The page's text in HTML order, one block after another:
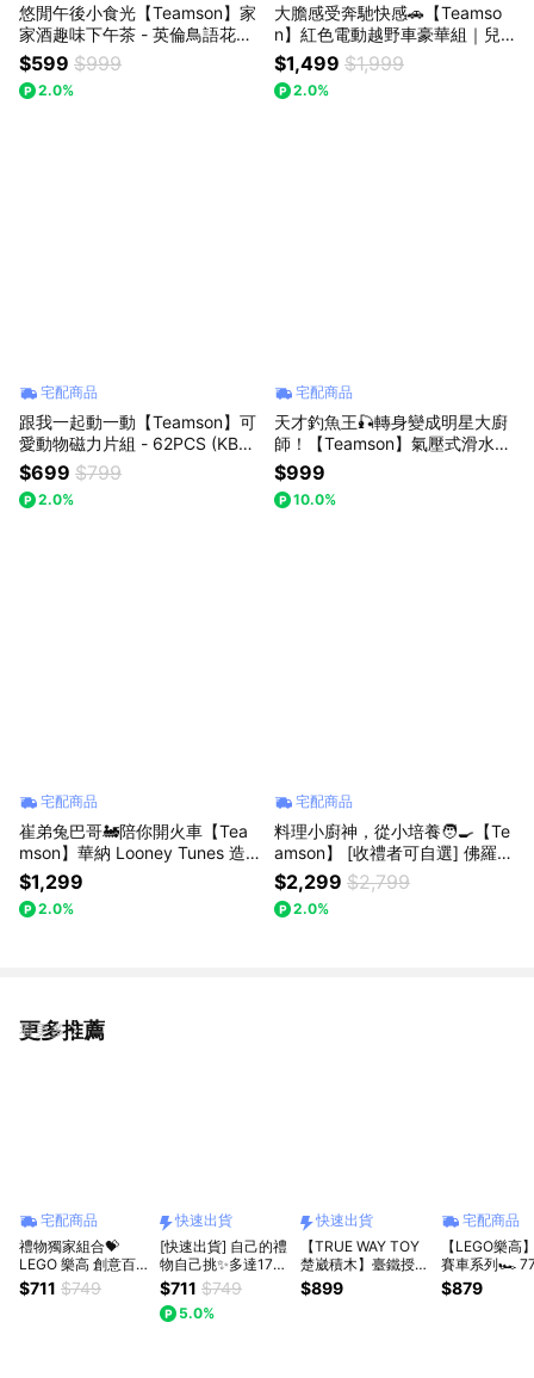
悠閒午後小食光【Teamson】家
家酒趣味下午茶 - 英倫鳥語花香
15件茶具組 555-CH047 兒童玩
具 扮家家酒 角色扮演 下午茶 優
雅小公主 生日禮物 快樂成長
$599 $999
2.0%
大膽感受奔馳快感🚗【Teamso
n】紅色電動越野車豪華組｜兒
童電動車 越野車 生日禮物 兒童
禮物 成長禮物 送禮推薦
$1,499 $1,999
2.0%
宅配商品
跟我一起動一動【Teamson】可
愛動物磁力片組 - 62PCS (KBDK
-62) 兒童玩具 磁力片 創意不受
限 趣味組合 手眼協調 生日禮物
送禮推薦
$699 $799
2.0%
宅配商品
天才釣魚王🎣轉身變成明星大廚
師！【Teamson】氣壓式滑水軌
道釣魚家家酒組 - 繽紛藍豪華版
兒童玩具 扮家家酒 角色扮演 寓
教於樂 生日禮物 禮物推薦
$999
10.0%
宅配商品
崔弟兔巴哥🚂陪你開火車【Tea
mson】華納 Looney Tunes 造
型小火車組拉繩組 卡通聯名 木
質玩具 小火車 積木堆疊 小肌肉
訓練 生日禮物 快樂成長
$1,299
2.0%
宅配商品
料理小廚神，從小培養🧑‍🍳【Te
amson】 [收禮者可自選] 佛羅倫
斯玩具廚房 (共2色可選)｜扮家
家酒 料理遊戲 寓教於樂 生日禮
物 兒童禮物 成長禮物 送禮推薦
$2,299 $2,799
2.0%
更多推薦
看更多
宅配商品
禮物獨家組合💝
LEGO 樂高 創意百
變系列3合1 31147
復古照相機
$711 $749
快速出貨
[快速出貨] 自己的禮
物自己挑✨多達17品
供收禮人自選🪴
【LEGO 樂高】
Botanicals 快樂植
$711 $749
5.0%
快速出貨
【TRUE WAY TOY
楚崴積木】臺鐵授權
｜CT-273仲夏寶島
號2合1蒸汽火車積木
$899
宅配商品
【LEGO樂高
賽車系列🏎️
Bugatti
極致跑車(布
$879